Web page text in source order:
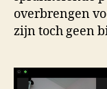
overbrengen
zijn toch geen